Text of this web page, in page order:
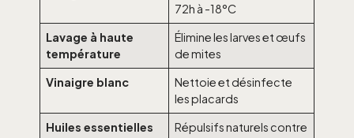
72h à -18°C
Lavage à haute
température
Élimine les larves et œufs
de mites
Vinaigre blanc
Nettoie et désinfecte
les placards
Huiles essentielles
Répulsifs naturels contre